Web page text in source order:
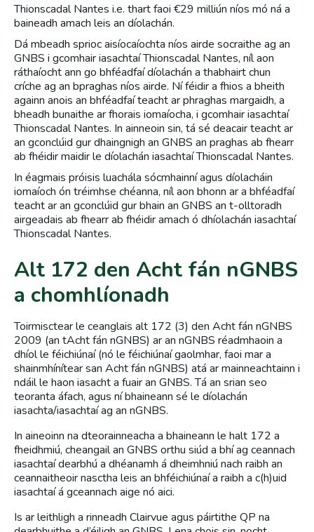
Thionscadal Nantes i.e. thart faoi €29 milliún níos mó ná a
baineadh amach leis an díolachán.
Dá mbeadh sprioc aisíocaíochta níos airde socraithe ag an
GNBS i gcomhair iasachtaí Thionscadal Nantes, níl aon
ráthaíocht ann go bhféadfaí díolachán a thabhairt chun
críche ag an bpraghas níos airde. Ní féidir a fhios a bheith
againn anois an bhféadfaí teacht ar phraghas margaidh, a
bheadh bunaithe ar fhorais iomaíocha, i gcomhair iasachtaí
Thionscadal Nantes. In ainneoin sin, tá sé deacair teacht ar
an gconclúid gur dhaingnigh an GNBS an praghas ab fhearr
ab fhéidir maidir le díolachán iasachtaí Thionscadal Nantes.
In éagmais próisis luachála sócmhainní agus díolacháin
iomaíoch ón tréimhse chéanna, níl aon bhonn ar a bhféadfaí
teacht ar an gconclúid gur bhain an GNBS an t-olltoradh
airgeadais ab fhearr ab fhéidir amach ó dhíolachán iasachtaí
Thionscadal Nantes.
Alt 172 den Acht fán nGNBS
a chomhlíonadh
Toirmisctear le ceanglais alt 172 (3) den Acht fán nGNBS
2009 (an tAcht fán nGNBS) ar an nGNBS réadmhaoin a
dhíol le féichiúnaí (nó le féichiúnaí gaolmhar, faoi mar a
shainmhínítear san Acht fán nGNBS) atá ar mainneachtainn i
ndáil le haon iasacht a fuair an GNBS. Tá an srian seo
teoranta áfach, agus ní bhaineann sé le díolachán
iasachta/iasachtaí ag an nGNBS.
In aineoinn na dteorainneacha a bhaineann le halt 172 a
fheidhmiú, cheangail an GNBS orthu siúd a bhí ag ceannach
iasachtaí dearbhú a dhéanamh á dheimhniú nach raibh an
ceannaitheoir nasctha leis an bhféichiúnaí a raibh a c(h)uid
iasachtaí á gceannach aige nó aici.
Is ar leithligh a rinneadh Clairvue agus páirtithe QP na